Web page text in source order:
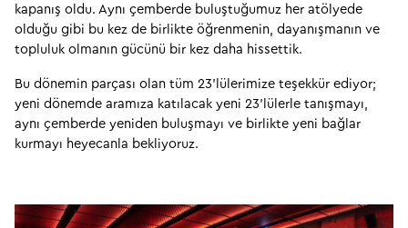
kapanış oldu. Aynı çemberde buluştuğumuz her atölyede
olduğu gibi bu kez de birlikte öğrenmenin, dayanışmanın ve
topluluk olmanın gücünü bir kez daha hissettik.
Bu dönemin parçası olan tüm 23'lülerimize teşekkür ediyor;
yeni dönemde aramıza katılacak yeni 23'lülerle tanışmayı,
aynı çemberde yeniden buluşmayı ve birlikte yeni bağlar
kurmayı heyecanla bekliyoruz.